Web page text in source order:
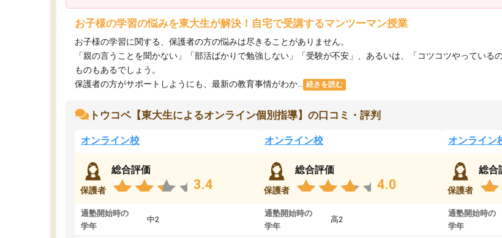
お子様の学習の悩みを東大生が解決！自宅で受講するマンツーマン授業
お子様の学習に関する、保護者の方の悩みは尽きることがありません。
「親の言うことを聞かない」「部活ばかりで勉強しない」「受験が不安」、あるいは、「コツコツやってい
ものもあるでしょう。
保護者の方がサポートしようにも、最新の教育事情がわか...
続きを読む
トウコベ【東大生によるオンライン個別指導】の口コミ・評判
オンライン校
保護者
総合評価
3.4
通塾開始時の
学年
中2
オンライン校
保護者
総合評価
4.0
通塾開始時の
学年
高2
オンライン
保護者
総合
通塾開始時の
学年